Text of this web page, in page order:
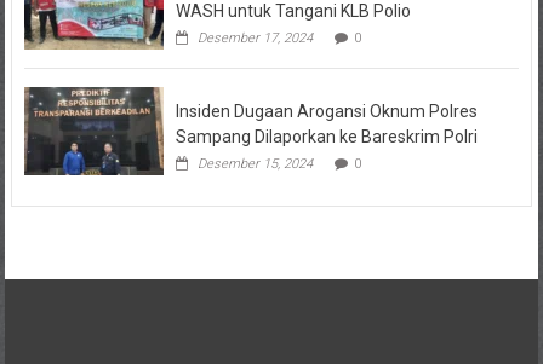
WASH untuk Tangani KLB Polio
Desember 17, 2024 0
Insiden Dugaan Arogansi Oknum Polres
Sampang Dilaporkan ke Bareskrim Polri
Desember 15, 2024 0